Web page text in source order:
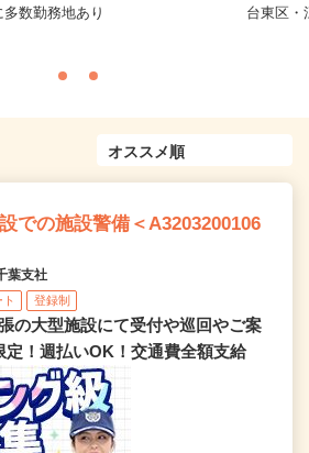
数勤務地あり
台東区・
での施設警備＜A3203200106
葉支社
ト 登録制
の大型施設にて受付や巡回やご案
！週払いOK！交通費全額支給